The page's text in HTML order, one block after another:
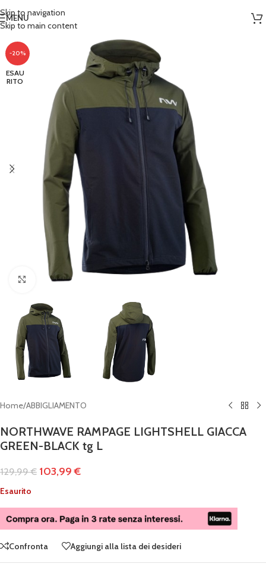
Skip to navigation
Skip to main content
MENU
-20%
ESAU
RITO
Clicca per ingrandire
Home/ABBIGLIAMENTO
NORTHWAVE RAMPAGE LIGHTSHELL GIACCA
GREEN-BLACK tg L
129,99€ 103,99€
Esaurito
Confronta Aggiungi alla lista dei desideri